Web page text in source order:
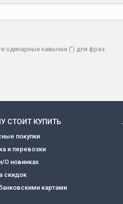
одинарные кавычки (') для фраз.
СТОИТ КУПИТЬ
покупки
и перевозки
О новинках
скидок
картами